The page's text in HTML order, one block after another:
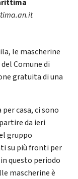
le mascherine
Comune di
gratuita di una
casa, ci sono
da ieri
gruppo
su più fronti per
questo periodo
mascherine è